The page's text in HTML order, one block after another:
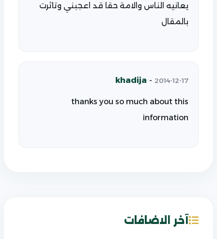
يعانيه الناس والامة حقا قد اعجبني وتاثرت
بالمقال
khadija - 2014-12-17
thanks you so much about this
information
آخر الاضافات